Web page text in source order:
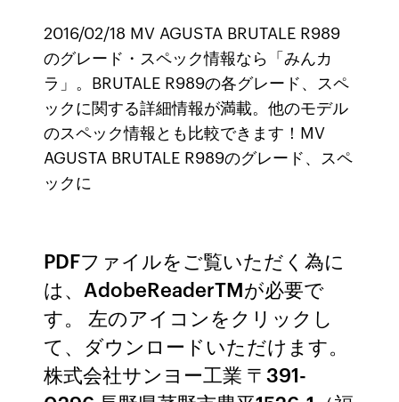
2016/02/18 MV AGUSTA BRUTALE R989
のグレード・スペック情報なら「みんカ
ラ」。BRUTALE R989の各グレード、スペ
ックに関する詳細情報が満載。他のモデル
のスペック情報とも比較できます！MV
AGUSTA BRUTALE R989のグレード、スペ
ックに
PDFファイルをご覧いただく為に
は、AdobeReaderTMが必要で
す。 左のアイコンをクリックし
て、ダウンロードいただけます。
株式会社サンヨー工業 〒391-